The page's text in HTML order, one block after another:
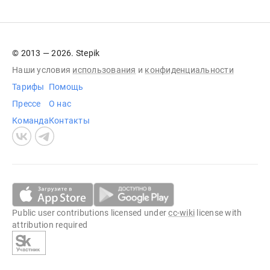
© 2013 — 2026. Stepik
Наши условия использования и конфиденциальности
Тарифы
Прессе
Команда
Помощь
О нас
Контакты
Public user contributions licensed undercc-wiki license with
attribution required